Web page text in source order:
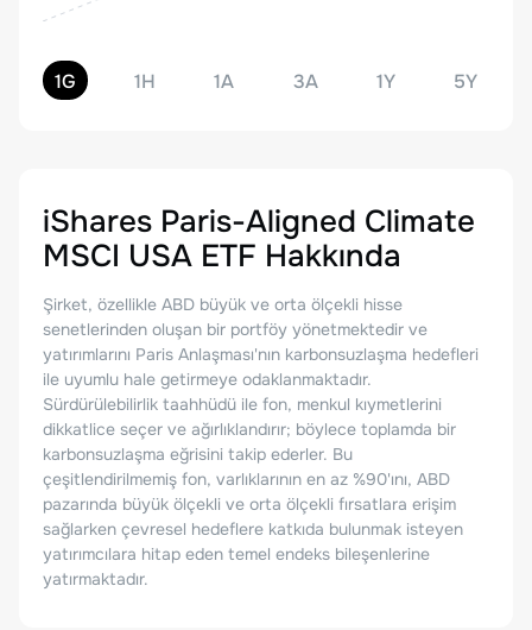
1G 1H 1A 3A 1Y 5Y
iShares Paris-Aligned Climate
MSCI USA ETF Hakkında
Şirket, özellikle ABD büyük ve orta ölçekli hisse
senetlerinden oluşan bir portföy yönetmektedir ve
yatırımlarını Paris Anlaşması'nın karbonsuzlaşma hedefleri
ile uyumlu hale getirmeye odaklanmaktadır.
Sürdürülebilirlik taahhüdü ile fon, menkul kıymetlerini
dikkatlice seçer ve ağırlıklandırır; böylece toplamda bir
karbonsuzlaşma eğrisini takip ederler. Bu
çeşitlendirilmemiş fon, varlıklarının en az %90'ını, ABD
pazarında büyük ölçekli ve orta ölçekli fırsatlara erişim
sağlarken çevresel hedeflere katkıda bulunmak isteyen
yatırımcılara hitap eden temel endeks bileşenlerine
yatırmaktadır.